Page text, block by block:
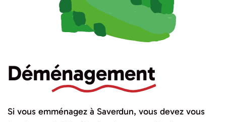
Déménagement
Si vous emménagez à Saverdun, vous devez vous